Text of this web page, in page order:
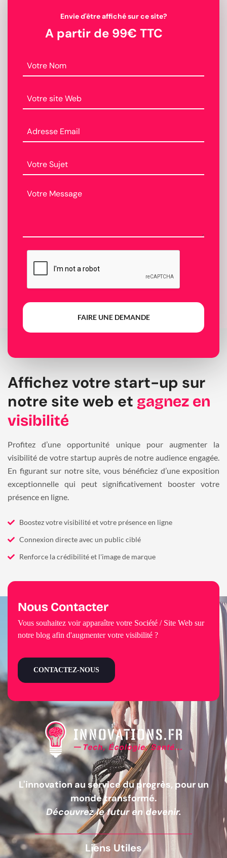
Envie d'être affiché sur ce site?
A partir de 99€ TTC
FAIRE UNE DEMANDE
Affichez votre start-up sur
notre site web et gagnez en
visibilité
Profitez d’une opportunité unique pour augmenter la
visibilité de votre startup auprès de notre audience engagée.
En figurant sur notre site, vous bénéficiez d’une exposition
exceptionnelle qui peut significativement booster votre
présence en ligne.
Boostez votre visibilité et votre présence en ligne
Connexion directe avec un public ciblé
Renforce la crédibilité et l'image de marque
L'innovation au service du progrès, pour un
monde transformé.
Découvrez le futur en devenir.
Liens Utiles
Nous Contacter
Vous souhaitez voir apparaître votre Société / Site Web sur
notre blog afin d'augmenter votre visibilité ?
CONTACTEZ-NOUS